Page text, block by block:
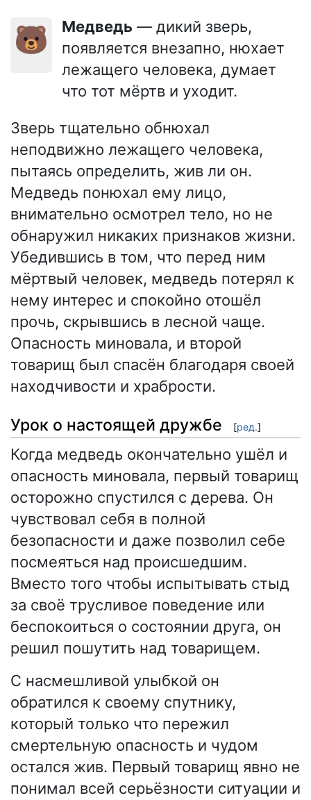
🐻 Медведь — дикий зверь,
появляется внезапно, нюхает
лежащего человека, думает
что тот мёртв и уходит.
Зверь тщательно обнюхал
неподвижно лежащего человека,
пытаясь определить, жив ли он.
Медведь понюхал ему лицо,
внимательно осмотрел тело, но не
обнаружил никаких признаков жизни.
Убедившись в том, что перед ним
мёртвый человек, медведь потерял к
нему интерес и спокойно отошёл
прочь, скрывшись в лесной чаще.
Опасность миновала, и второй
товарищ был спасён благодаря своей
находчивости и храбрости.
Урок о настоящей дружбе [ред.]
Когда медведь окончательно ушёл и
опасность миновала, первый товарищ
осторожно спустился с дерева. Он
чувствовал себя в полной
безопасности и даже позволил себе
посмеяться над происшедшим.
Вместо того чтобы испытывать стыд
за своё трусливое поведение или
беспокоиться о состоянии друга, он
решил пошутить над товарищем.
С насмешливой улыбкой он
обратился к своему спутнику,
который только что пережил
смертельную опасность и чудом
остался жив. Первый товарищ явно не
понимал всей серьёзности ситуации и